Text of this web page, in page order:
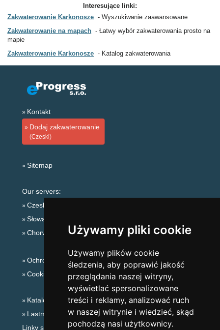
Używamy pliki cookie
Używamy plików cookie
śledzenia, aby poprawić jakość
przeglądania naszej witryny,
wyświetlać spersonalizowane
treści i reklamy, analizować ruch
w naszej witrynie i wiedzieć, skąd
pochodzą nasi użytkownicy.
Interesujące linki:
Zakwaterowanie Karkonosze
Wyszukiwanie zaawansowane
Zakwaterowanie na mapach
Łatwy wybór zakwaterowania prosto na
mapie
Zakwaterowanie Karkonosze
Katalog zakwaterowania
Kontakt
Dodaj zakwaterowanie
(Czeski)
Sitemap
Our servers:
Czeskie Góry
Słowackie góry
Chorwacja
Ochrona prywatności
Cookies
Katalog zakwaterowania
Lastminute Karkonosze
Linky sezonowe: